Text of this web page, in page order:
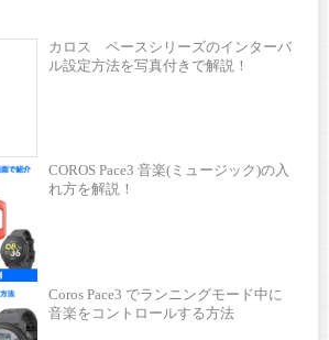
カロス ペースシリーズのインターバ
ル設定方法を写真付きで解説！
COROS Pace3 音楽(ミュージック)の入
れ方を解説！
Coros Pace3 でランニングモード中に
音楽をコントロールする方法